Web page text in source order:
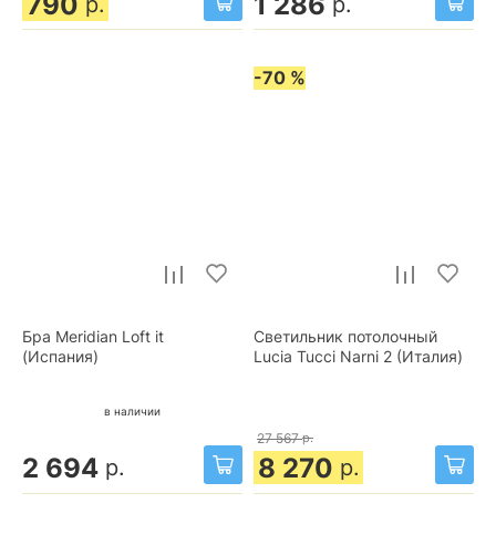
Бра Meridian Loft it
(Испания)
в наличии
2 694 р.
-70 %
Светильник потолочный
Lucia Tucci Narni 2 (Италия)
27 567 р.
8 270 р.